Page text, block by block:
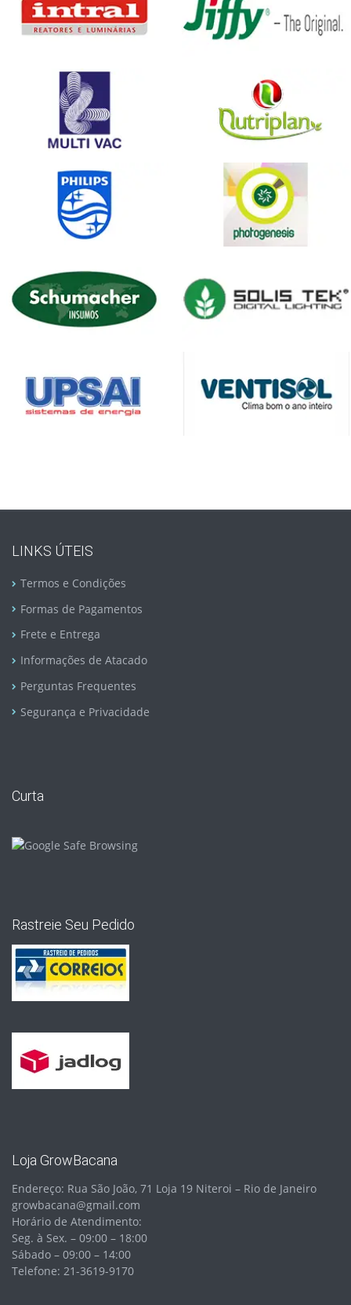
LINKS ÚTEIS
Termos e Condições
Formas de Pagamentos
Frete e Entrega
Informações de Atacado
Perguntas Frequentes
Segurança e Privacidade
Curta
Rastreie Seu Pedido
Loja GrowBacana
Endereço: Rua São João, 71 Loja 19 Niteroi – Rio de Janeiro
growbacana@gmail.com
Horário de Atendimento:
Seg. à Sex. – 09:00 – 18:00
Sábado – 09:00 – 14:00
Telefone: 21-3619-9170